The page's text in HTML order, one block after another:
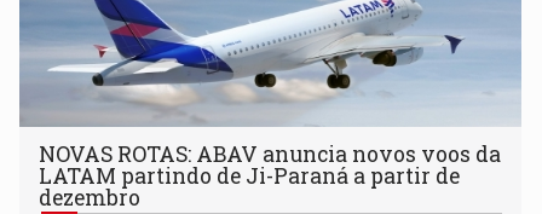
NOVAS ROTAS: ABAV anuncia novos voos da
LATAM partindo de Ji-Paraná a partir de
dezembro